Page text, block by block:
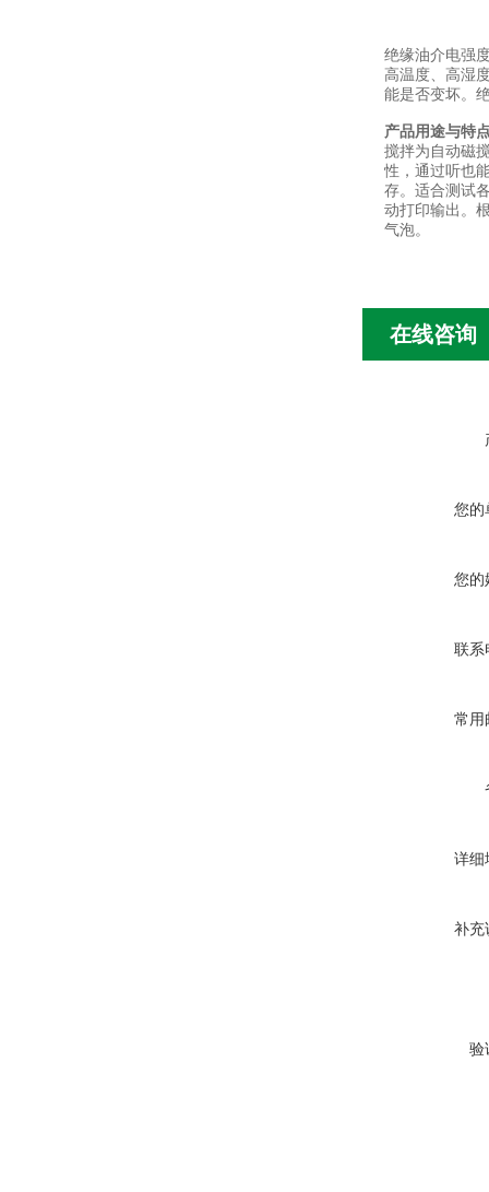
绝缘油介电强
高温度、高湿
能是否变坏。
产品用途与特
搅拌为自动磁
性，通过听也
存。适合测试
动打印输出。
气泡。
在线咨询
您的
您的
联系
常用
详细
补充
验